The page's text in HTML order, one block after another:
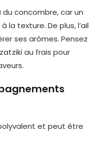
du concombre, car un
la texture. De plus, l’ail
ses arômes. Pensez
au frais pour
et peut être